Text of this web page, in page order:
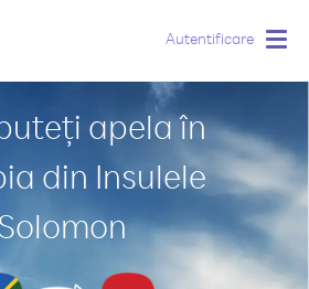
Autentificare
apela în
din Insulele